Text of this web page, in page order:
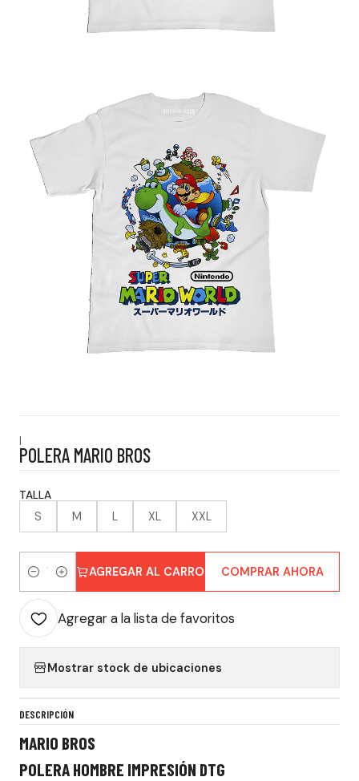
|
POLERA MARIO BROS
TALLA
S M L XL XXL
Cantidad
AGREGAR AL CARRO COMPRAR AHORA
Agregar a la lista de favoritos
Mostrar stock de ubicaciones
DESCRIPCIÓN
MARIO BROS
POLERA HOMBRE IMPRESIÓN DTG